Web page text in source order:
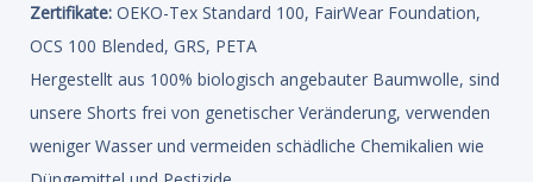
Zertifikate: OEKO-Tex Standard 100, FairWear Foundation,
OCS 100 Blended, GRS, PETA
Hergestellt aus 100% biologisch angebauter Baumwolle, sind
unsere Shorts frei von genetischer Veränderung, verwenden
weniger Wasser und vermeiden schädliche Chemikalien wie